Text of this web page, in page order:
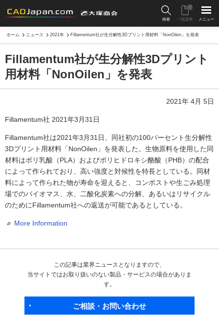
検索 一括請求
0
メニュー
ホーム ニュース 2021年 Fillamentum社が生分解性3Dプリント用材料「NonOilen」を発表
Fillamentum社が生分解性3Dプリント
用材料「NonOilen」を発表
2021年 4月 5日
Fillamentum社 2021年3月31日
Fillamentum社は2021年3月31日、同社初の100パーセント生分解性
3Dプリント用材料「NonOilen」を発表した。生物原料を使用した同
材料はポリ乳酸（PLA）およびポリヒドロキシ酪酸（PHB）の配合
によって作られており、高い強度と対候性を特長としている。同材
料によって作られた物が寿命を迎えると、コンポストや生ごみ処理
場でのバイオマス、水、二酸化炭素への分解、あるいはリサイクル
のためにFillamentum社への返送が可能であるとしている。
More Information
この記事は業界ニュースとなりますので、
当サイトではお取り扱いのない製品・サービスの場合がありま
す。
ご相談・お問い合わせ